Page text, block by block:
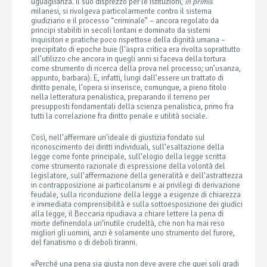
milanesi, si rivolgeva particolarmente contro il sistema
giudiziario e il processo “criminale” – ancora regolato da
principi stabiliti in secoli lontani e dominato da sistemi
inquisitori e pratiche poco rispettose della dignità umana –
precipitato di epoche buie (l’aspra critica era rivolta soprattutto
all’utilizzo che ancora in quegli anni si faceva della tortura
come strumento di ricerca della prova nel processo; un’usanza,
appunto, barbara). E, infatti, lungi dall’essere un trattato di
diritto penale, l’opera si inserisce, comunque, a pieno titolo
nella letteratura penalistica, preparando il terreno per
presupposti fondamentali della scienza penalistica, primo fra
tutti la correlazione fra diritto penale e utilità sociale.
Così, nell’affermare un’ideale di giustizia fondato sul
riconoscimento dei diritti individuali, sull’esaltazione della
legge come fonte principale, sull’elogio della legge scritta
come strumento razionale di espressione della volontà del
legislatore, sull’affermazione della generalità e dell’astrattezza
in contrapposizione ai particolarismi e ai privilegi di derivazione
feudale, sulla riconduzione della legge a esigenze di chiarezza
e immediata comprensibilità e sulla sottoesposizione dei giudici
alla legge, il Beccaria ripudiava a chiare lettere la pena di
morte definendola un’inutile crudeltà, che non ha mai reso
migliori gli uomini, anzi è solamente uno strumento del furore,
del fanatismo o di deboli tiranni.
«Perché una pena sia giusta non deve avere che quei soli gradi